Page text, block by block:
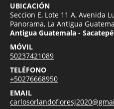
UBICACIÓN
Seccion E, Lote 11 A, Avenida
Panorama, La Antigua
Antigua Guatemala -
MÓVIL
50237421089
TELÉFONO
+50276668950
EMAIL